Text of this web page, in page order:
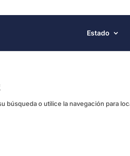
Estado
búsqueda o utilice la navegación para